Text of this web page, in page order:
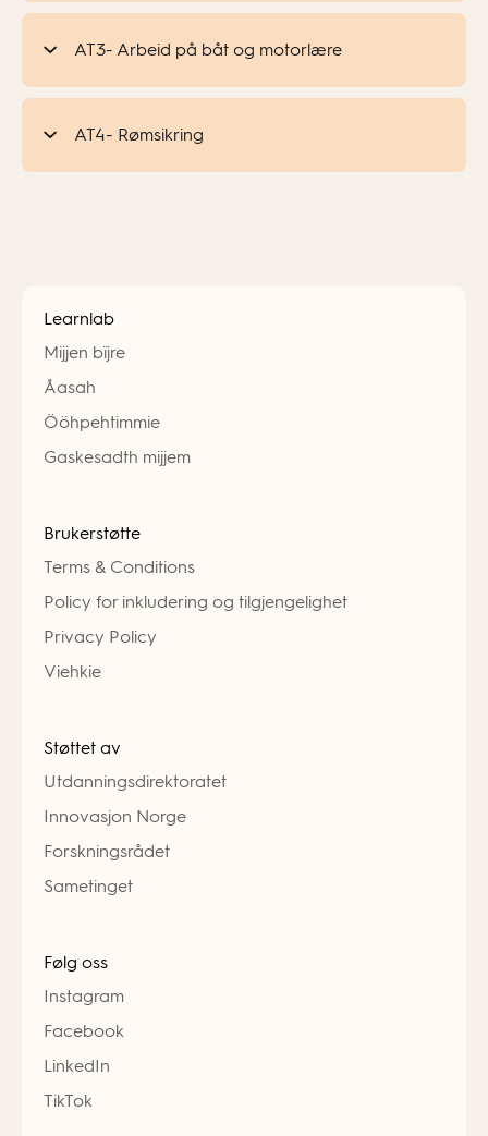
AT3- Arbeid på båt og motorlære
AT4- Rømsikring
Learnlab
Mijjen bïjre
Åasah
Ööhpehtimmie
Gaskesadth mijjem
Brukerstøtte
Terms & Conditions
Policy for inkludering og tilgjengelighet
Privacy Policy
Viehkie
Støttet av
Utdanningsdirektoratet
Innovasjon Norge
Forskningsrådet
Sametinget
Følg oss
Instagram
Facebook
LinkedIn
TikTok